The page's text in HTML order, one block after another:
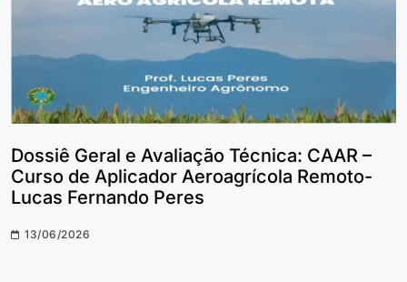
Dossiê Geral e Avaliação Técnica: CAAR –
Curso de Aplicador Aeroagrícola Remoto-
Lucas Fernando Peres
13/06/2026